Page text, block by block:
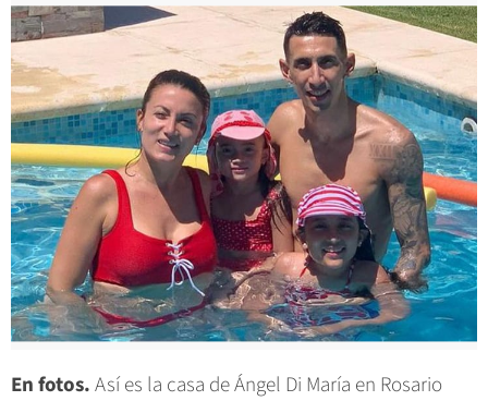
En fotos.Así es la casa de Ángel Di María en Rosario